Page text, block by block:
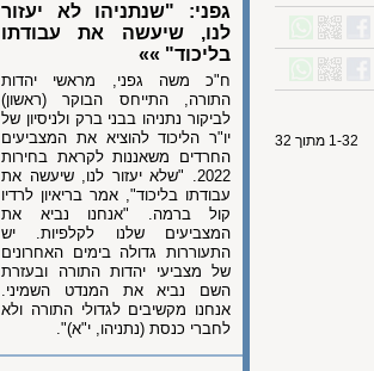
1-32 מתוך 32
גפני: "שנתניהו לא יעזור
לנו, שיעשה את עבודתו
בליכוד" »»
ח"כ משה גפני, מראשי יהדות
התורה, התייחס הבוקר (ראשון)
לביקור נתניהו בבני ברק ולניסיון של
יו"ר הליכוד להוציא את המצביעים
החרדים משאננות לקראת בחירות
2022. "שלא יעזור לנו, שיעשה את
עבודתו בליכוד", אמר בריאיון לרדיו
קול ברמה. "אנחנו נביא את
המצביעים שלנו לקלפיות. יש
התעוררות גדולה בימים האחרונים
של מצביעי יהדות התורה ובעזרת
השם נביא את המנדט השמיני.
אנחנו מקשיבים לגדולי התורה ולא
לחברי כנסת (נתניהו, י"א)".